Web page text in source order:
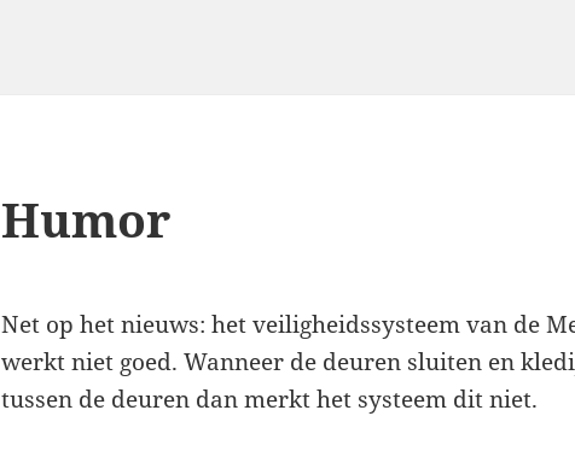
Humor
Net op het nieuws: het veiligheidssysteem van de
werkt niet goed. Wanneer de deuren sluiten en
tussen de deuren dan merkt het systeem dit niet.